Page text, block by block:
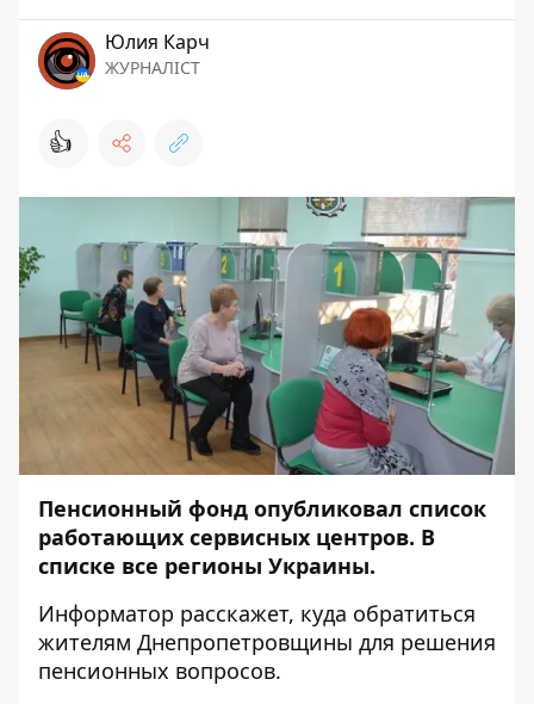
Юлия Карч
ЖУРНАЛІСТ
👍
Пенсионный фонд опубликовал список
работающих сервисных центров. В
списке все регионы Украины.
Информатор расскажет, куда обратиться
жителям Днепропетровщины для решения
пенсионных вопросов.